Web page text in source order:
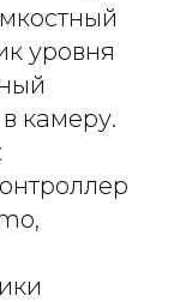
уровня
камеру.
: